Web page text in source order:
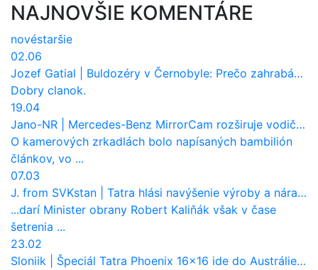
NAJNOVŠIE KOMENTÁRE
novéstaršie
02.06
Jozef Gatial
Buldozéry v Černobyle: Prečo zahrabávali Červený les pod zem?
Dobry clanok.
19.04
Jano-NR
Mercedes-Benz MirrorCam rozširuje vodičovi výhľad a uberá autobusom odpor vzduchu
O kamerových zrkadlách bolo napísaných bambilión
článkov, vo ...
07.03
J. from SVKstan
Tatra hlási navýšenie výroby a nárast tržieb. Ktorí odberatelia sú kľúčoví?
...darí Minister obrany Robert Kaliňák však v čase
šetrenia ...
23.02
Sloniik
Špeciál Tatra Phoenix 16×16 ide do Austrálie. Na čo bude slúžiť?